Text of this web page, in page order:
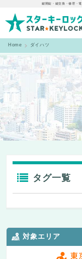
鍵開錠・鍵交換・修理・
Home ダイハツ
タグ一覧
対象エリア